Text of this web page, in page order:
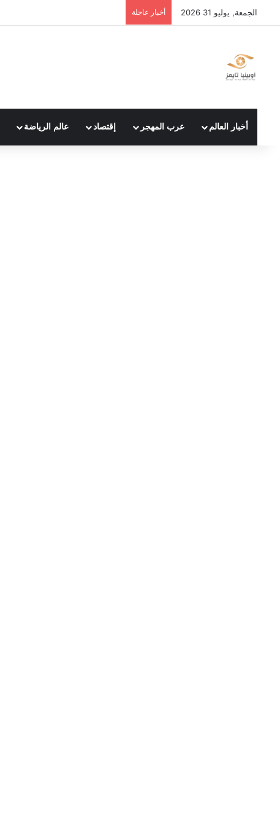
الجمعة, يوليو 31 2026 أخبار عاجلة
أخبار العالم عرب المهجر إقتصاد عالم الرياضة